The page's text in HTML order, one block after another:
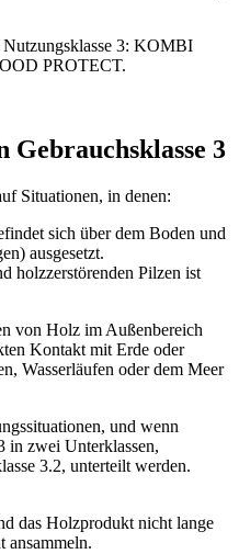
3: KOMBI
PROTECT.
3
Situationen, in denen:
sich über dem Boden und
ausgesetzt.
holzzerstörenden Pilzen ist
von Holz im Außenbereich
Kontakt mit Erde oder
Wasserläufen oder dem Meer
und wenn
in zwei Unterklassen,
3.2, unterteilt werden.
das Holzprodukt nicht lange
ansammeln.